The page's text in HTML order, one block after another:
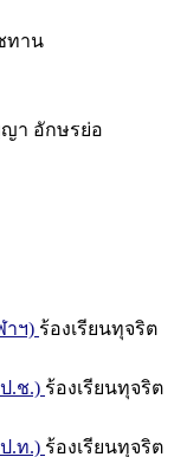
ทาน
า อักษรย่อ
าฯ) ร้องเรียนทุจริต
.ช.) ร้องเรียนทุจริต
.ท.) ร้องเรียนทุจริต